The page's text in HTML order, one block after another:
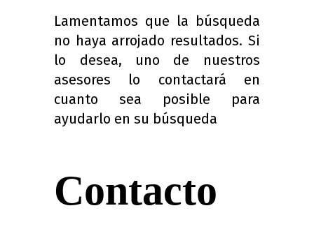
Lamentamos que la búsqueda
no haya arrojado resultados. Si
lo desea, uno de nuestros
asesores lo contactará en
cuanto sea posible para
ayudarlo en su búsqueda
Contacto